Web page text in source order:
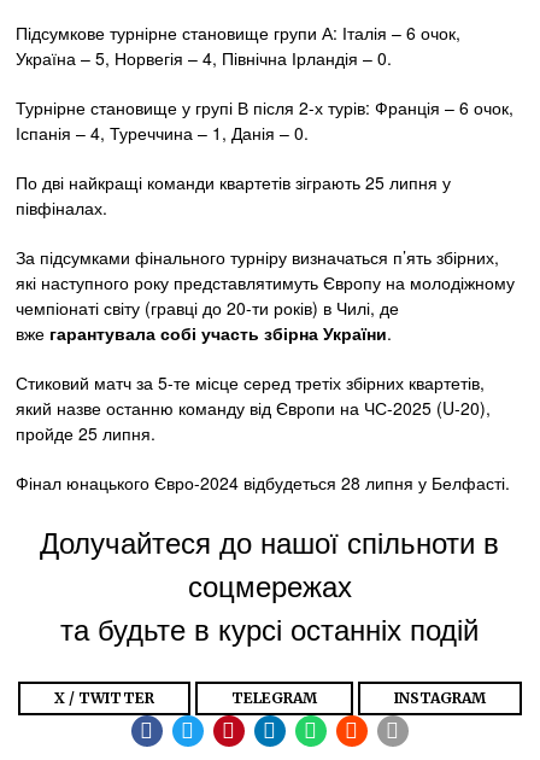
Підсумкове турнірне становище групи А: Італія – 6 очок,
Україна – 5, Норвегія – 4, Північна Ірландія – 0.
Турнірне становище у групі В після 2-х турів: Франція – 6 очок,
Іспанія – 4, Туреччина – 1, Данія – 0.
По дві найкращі команди квартетів зіграють 25 липня у
півфіналах.
За підсумками фінального турніру визначаться п’ять збірних,
які наступного року представлятимуть Європу на молодіжному
чемпіонаті світу (гравці до 20-ти років) в Чилі, де
вже гарантувала собі участь збірна України.
Стиковий матч за 5-те місце серед третіх збірних квартетів,
який назве останню команду від Європи на ЧС-2025 (U-20),
пройде 25 липня.
Фінал юнацького Євро-2024 відбудеться 28 липня у Белфасті.
Долучайтеся до нашої спільноти в
соцмережах
та будьте в курсі останніх подій
X / TWITTER TELEGRAM INSTAGRAM